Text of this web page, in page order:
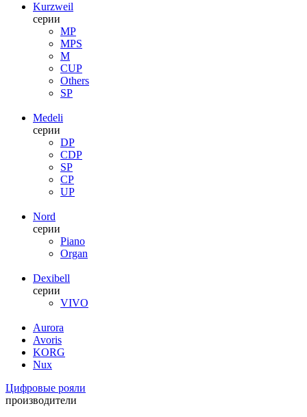
Kurzweil
серии
MP
MPS
M
CUP
Others
SP
Medeli
серии
DP
CDP
SP
CP
UP
Nord
серии
Piano
Organ
Dexibell
серии
VIVO
Aurora
Avoris
KORG
Nux
Цифровые рояли
производители